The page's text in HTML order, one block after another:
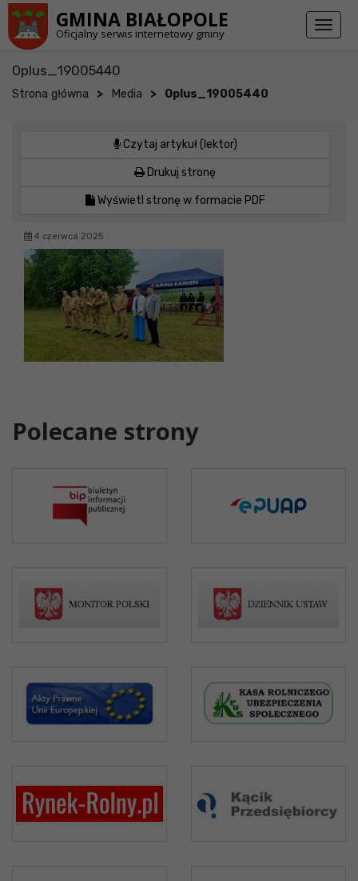
GMINA BIAŁOPOLE
Oficjalny serwis internetowy gminy
Toggle
Oplus_19005440
Strona główna > Media > Oplus_19005440
Czytaj artykuł (lektor)
Drukuj stronę
Wyświetl stronę w formacie PDF
4 czerwca 2025
Polecane strony